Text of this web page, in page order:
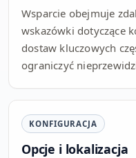
Wsparcie obejmuje
wskazówki dotyczące
dostaw kluczowych
ograniczyć
KONFIGURACJA
Opcje i lokalizacja